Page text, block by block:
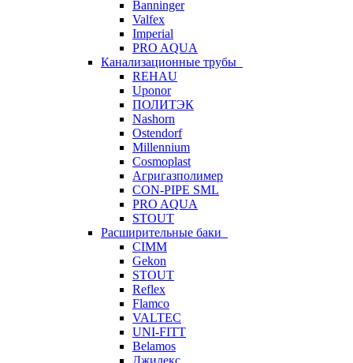
Banninger
Valfex
Imperial
PRO AQUA
Канализационные трубы
REHAU
Uponor
ПОЛИТЭК
Nashorn
Ostendorf
Millennium
Cosmoplast
Агригазполимер
CON-PIPE SML
PRO AQUA
STOUT
Расширительные баки
CIMM
Gekon
STOUT
Reflex
Flamco
VALTEC
UNI-FITT
Belamos
Джилекс